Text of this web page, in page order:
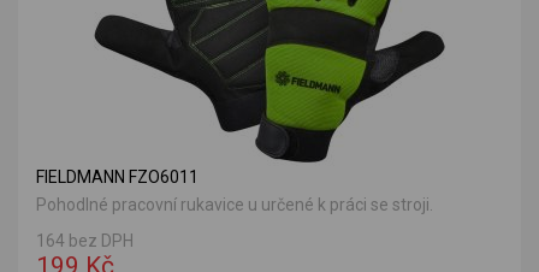
FIELDMANN FZO6011
Pohodlné pracovní rukavice u určené k práci se stroji.
164 bez DPH
199 Kč